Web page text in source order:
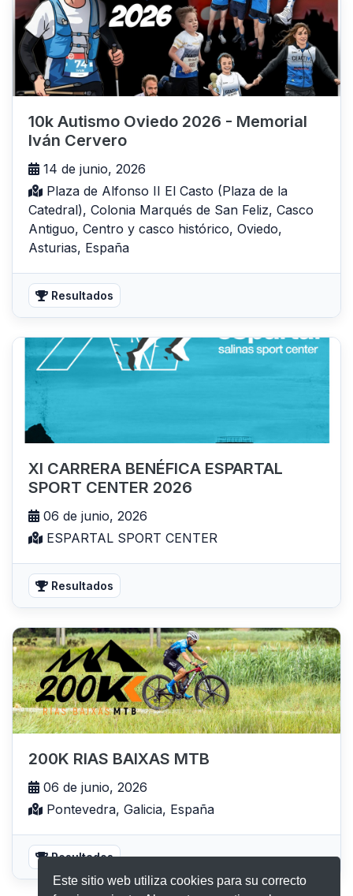
Este sitio web utiliza cookies para su correcto
10k Autismo Oviedo 2026 - Memorial
Iván Cervero
14 de junio, 2026
Plaza de Alfonso II El Casto (Plaza de la
Catedral), Colonia Marqués de San Feliz, Casco
Antiguo, Centro y casco histórico, Oviedo,
Asturias, España
Resultados
XI CARRERA BENÉFICA ESPARTAL
SPORT CENTER 2026
06 de junio, 2026
ESPARTAL SPORT CENTER
Resultados
200K RIAS BAIXAS MTB
06 de junio, 2026
Pontevedra, Galicia, España
Resultados